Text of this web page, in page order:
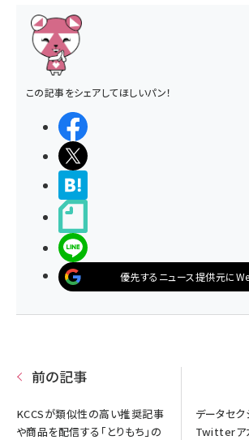
この記事をシェアしてほしいパン！
優先するニュース提供元に
前の記事
KCCSが類似性の高い推奨記事
や商品を配信する「とりもち」の
データセク
Twitterア